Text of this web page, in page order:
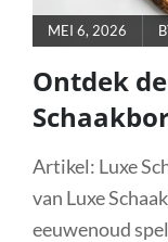
POSTED
ON
MEI 6, 2026
Ontdek
Artikel: Luxe
van Luxe
eeuwenoud